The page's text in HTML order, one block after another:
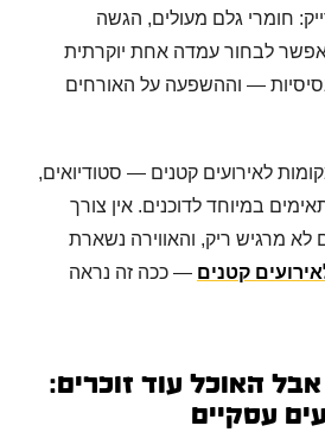
חומרי גלם מעולים, הגשה
לבחור עמדה אחת יוקרתית
— וההשפעה על האורחים
לאירועים קטנים — סטודיואים,
במיוחד לדוכנים. אין צורך
מרגיש ריק, והאווירה נשארת
קטנים — ככה זה נראה
האוכל עוד זוכרים:
עסקיים